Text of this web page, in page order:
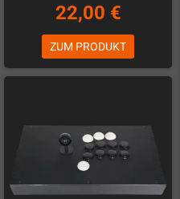
22,00 €
ZUM PRODUKT